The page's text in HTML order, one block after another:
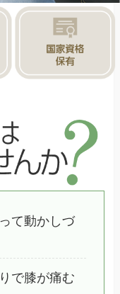
て動かしづ
で膝が痛む